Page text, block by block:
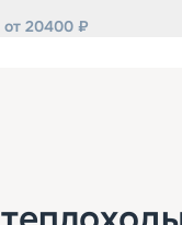
от 20400 ₽